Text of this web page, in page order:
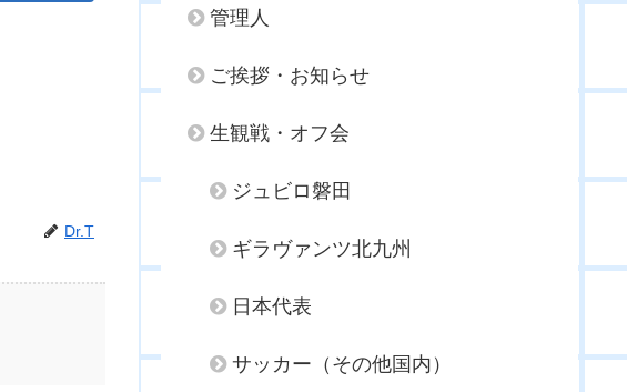
Dr.T
管理人
ご挨拶・お知らせ
生観戦・オフ会
ジュビロ磐田
ギラヴァンツ北九州
日本代表
サッカー（その他国内）